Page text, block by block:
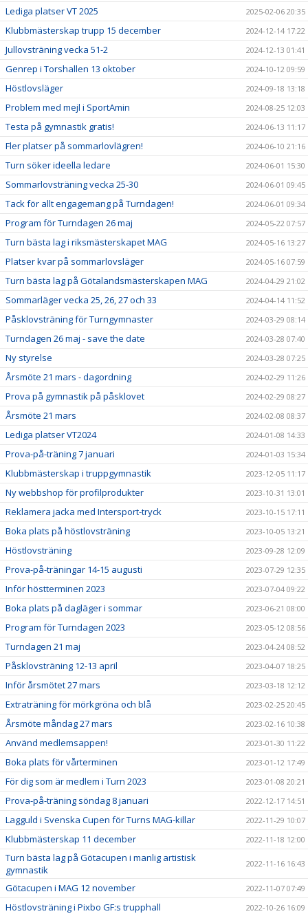
Lediga platser VT 2025 2025-02-06 20:35
Klubbmästerskap trupp 15 december 2024-12-14 17:22
Jullovsträning vecka 51-2 2024-12-13 01:41
Genrep i Torshallen 13 oktober 2024-10-12 09:59
Höstlovsläger 2024-09-18 13:18
Problem med mejl i SportAmin 2024-08-25 12:03
Testa på gymnastik gratis! 2024-06-13 11:17
Fler platser på sommarlovlägren! 2024-06-10 21:16
Turn söker ideella ledare 2024-06-01 15:30
Sommarlovsträning vecka 25-30 2024-06-01 09:45
Tack för allt engagemang på Turndagen! 2024-06-01 09:34
Program för Turndagen 26 maj 2024-05-22 07:57
Turn bästa lag i riksmästerskapet MAG 2024-05-16 13:27
Platser kvar på sommarlovsläger 2024-05-16 07:59
Turn bästa lag på Götalandsmästerskapen MAG 2024-04-29 21:02
Sommarläger vecka 25, 26, 27 och 33 2024-04-14 11:52
Påsklovsträning för Turngymnaster 2024-03-29 08:14
Turndagen 26 maj - save the date 2024-03-28 07:40
Ny styrelse 2024-03-28 07:25
Årsmöte 21 mars - dagordning 2024-02-29 11:26
Prova på gymnastik på påsklovet 2024-02-29 08:27
Årsmöte 21 mars 2024-02-08 08:37
Lediga platser VT2024 2024-01-08 14:33
Prova-på-träning 7 januari 2024-01-03 15:34
Klubbmästerskap i truppgymnastik 2023-12-05 11:17
Ny webbshop för profilprodukter 2023-10-31 13:01
Reklamera jacka med Intersport-tryck 2023-10-15 17:11
Boka plats på höstlovsträning 2023-10-05 13:21
Höstlovsträning 2023-09-28 12:09
Prova-på-träningar 14-15 augusti 2023-07-29 12:35
Inför höstterminen 2023 2023-07-04 09:22
Boka plats på dagläger i sommar 2023-06-21 08:00
Program för Turndagen 2023 2023-05-12 08:56
Turndagen 21 maj 2023-04-24 08:52
Påsklovsträning 12-13 april 2023-04-07 18:25
Inför årsmötet 27 mars 2023-03-18 12:12
Extraträning för mörkgröna och blå 2023-02-25 20:45
Årsmöte måndag 27 mars 2023-02-16 10:38
Använd medlemsappen! 2023-01-30 11:22
Boka plats för vårterminen 2023-01-12 17:49
För dig som är medlem i Turn 2023 2023-01-08 20:21
Prova-på-träning söndag 8 januari 2022-12-17 14:51
Lagguld i Svenska Cupen för Turns MAG-killar 2022-11-29 10:07
Klubbmästerskap 11 december 2022-11-18 12:00
Turn bästa lag på Götacupen i manlig artistisk
gymnastik
2022-11-16 16:43
Götacupen i MAG 12 november 2022-11-07 07:49
Höstlovsträning i Pixbo GF:s trupphall 2022-10-26 16:09